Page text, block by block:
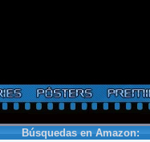
Búsquedas en Amazon: